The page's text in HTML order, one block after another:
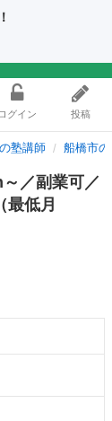
ログイン 投稿
塾講師 船橋市
／副業可／
最低月